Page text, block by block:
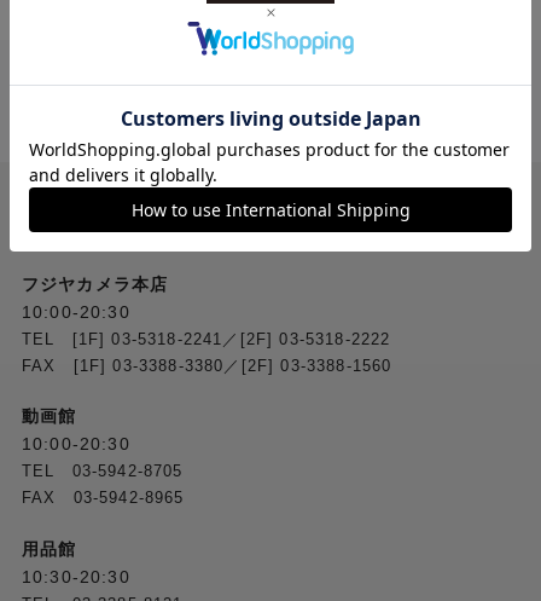
お問い合わせ
フジヤカメラ本店
10:00-20:30
TEL [1F] 03-5318-2241／[2F] 03-5318-2222
FAX [1F] 03-3388-3380／[2F] 03-3388-1560
動画館
10:00-20:30
TEL 03-5942-8705
FAX 03-5942-8965
用品館
10:30-20:30